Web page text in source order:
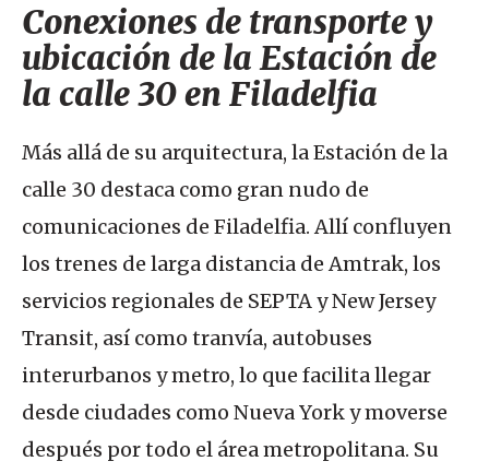
Conexiones de transporte y
ubicación de la Estación de
la calle 30 en Filadelfia
Más allá de su arquitectura, la Estación de la
calle 30 destaca como gran nudo de
comunicaciones de Filadelfia. Allí confluyen
los trenes de larga distancia de Amtrak, los
servicios regionales de SEPTA y New Jersey
Transit, así como tranvía, autobuses
interurbanos y metro, lo que facilita llegar
desde ciudades como Nueva York y moverse
después por todo el área metropolitana. Su